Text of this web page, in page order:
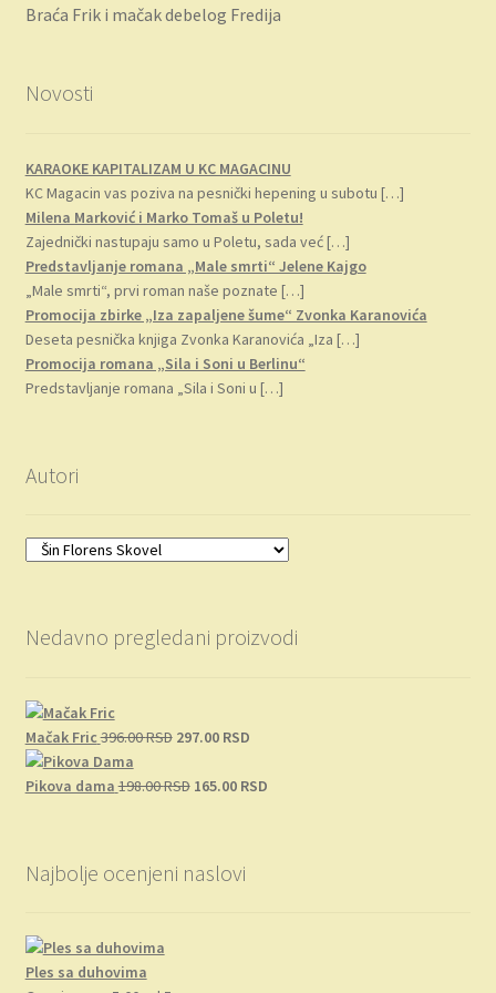
Braća Frik i mačak debelog Fredija
Novosti
KARAOKE KAPITALIZAM U KC MAGACINU
KC Magacin vas poziva na pesnički hepening u subotu […]
Milena Marković i Marko Tomaš u Poletu!
Zajednički nastupaju samo u Poletu, sada već[…]
Predstavljanje romana „Male smrti“ Jelene Kajgo
„Male smrti“, prvi roman naše poznate […]
Promocija zbirke „Iza zapaljene šume“ Zvonka Karanovića
Deseta pesnička knjiga Zvonka Karanovića „Iza […]
Promocija romana „Sila i Soni u Berlinu“
Predstavljanje romana „Sila i Soni u […]
Autori
Nedavno pregledani proizvodi
Mačak Fric 396.00RSD Originalna
je
297.00 RSDTrenutna
je:
Pikova dama 198.00RSD Originalna
198.00 RSD.
165.00 RSDTrenutna
Najbolje ocenjeni naslovi
Ples sa duhovima